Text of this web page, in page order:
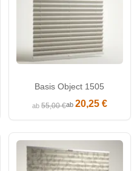
Basis Object 1505
ab55,00 €ab 20,25 €